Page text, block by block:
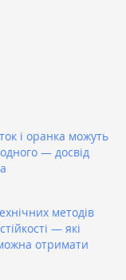
і оранка можуть
— досвід
методів
— які
отримати